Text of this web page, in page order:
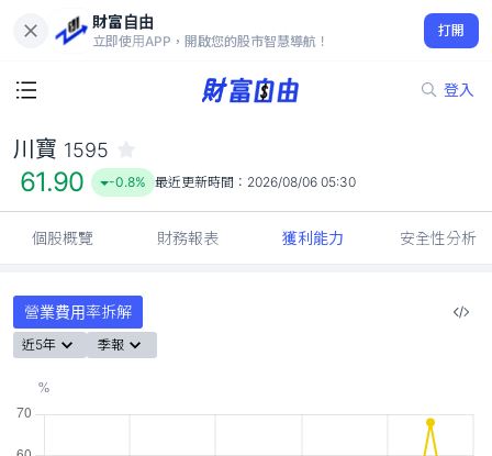
財富自由
立即使用APP，開啟您的股市智慧導航！
打開
登入
61.90
-0.8%
川寶 1595
61.90 -0.8% 最近更新時間： 2026/08/06 05:30
個股概覽 財務報表 獲利能力 安全性分析
營業費用率拆解
近5年 季報